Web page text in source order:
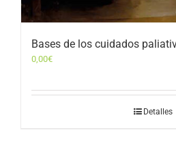
Bases de los cuidados
0,00€
Detalles